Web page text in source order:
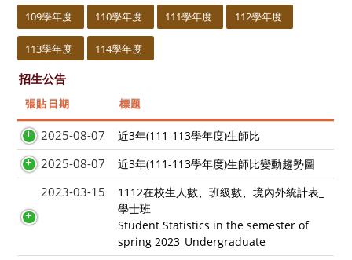
109學年度 110學年度 111學年度 112學年度
113學年度 114學年度
招生公告
張貼日期 標題
2025-08-07 近3年(111-113學年度)生師比
2025-08-07 近3年(111-113學年度)生師比變動趨勢圖
2023-03-15
1112在校生人數、班級數、境內外統計表_
學士班
Student Statistics in the semester of
spring 2023_Undergraduate